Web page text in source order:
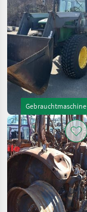
Gebrauchtmaschine